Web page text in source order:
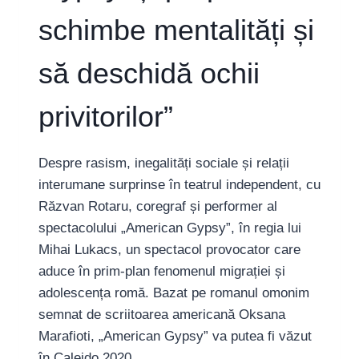
schimbe mentalități și
să deschidă ochii
privitorilor”
Despre rasism, inegalități sociale și relații
interumane surprinse în teatrul independent, cu
Răzvan Rotaru, coregraf și performer al
spectacolului „American Gypsy”, în regia lui
Mihai Lukacs, un spectacol provocator care
aduce în prim-plan fenomenul migrației și
adolescența romă. Bazat pe romanul omonim
semnat de scriitoarea americană Oksana
Marafioti, „American Gypsy” va putea fi văzut